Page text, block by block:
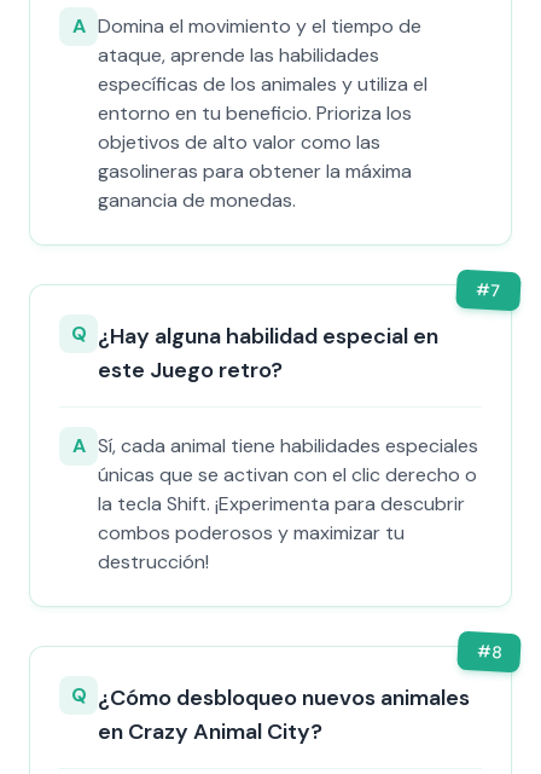
A Domina el movimiento y el tiempo de
ataque, aprende las habilidades
específicas de los animales y utiliza el
entorno en tu beneficio. Prioriza los
objetivos de alto valor como las
gasolineras para obtener la máxima
ganancia de monedas.
#7
Q ¿Hay alguna habilidad especial en
este Juego retro?
A Sí, cada animal tiene habilidades especiales
únicas que se activan con el clic derecho o
la tecla Shift. ¡Experimenta para descubrir
combos poderosos y maximizar tu
destrucción!
#8
Q ¿Cómo desbloqueo nuevos animales
en Crazy Animal City?